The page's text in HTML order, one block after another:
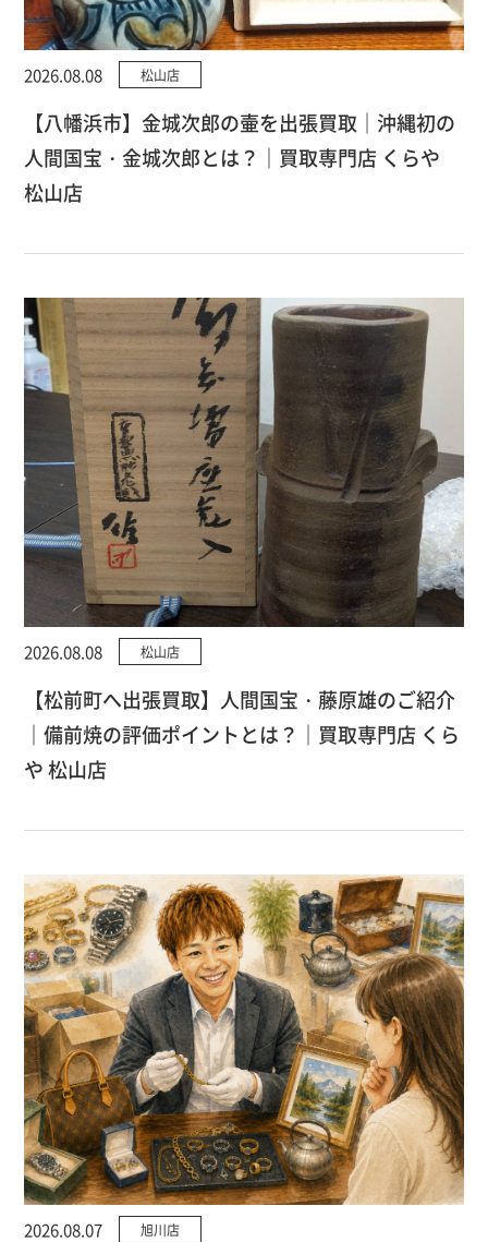
2026.08.08 松山店
【八幡浜市】金城次郎の壷を出張買取｜沖縄初の
人間国宝・金城次郎とは？｜買取専門店 くらや
松山店
2026.08.08 松山店
【松前町へ出張買取】人間国宝・藤原雄のご紹介
｜備前焼の評価ポイントとは？｜買取専門店 くら
や 松山店
2026.08.07 旭川店